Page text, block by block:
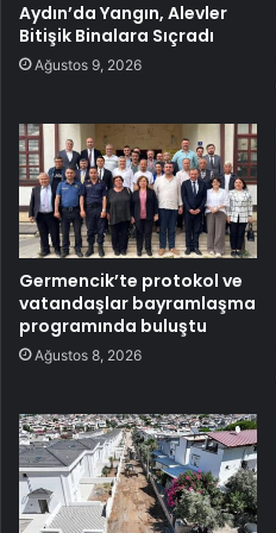
Aydın’da Yangın, Alevler
Bitişik Binalara Sıçradı
Ağustos 9, 2026
Germencik’te protokol ve
vatandaşlar bayramlaşma
programında buluştu
Ağustos 8, 2026